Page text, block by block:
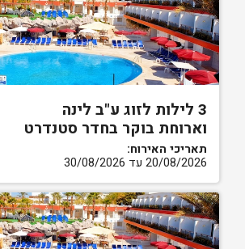
3 לילות לזוג ע"ב לינה
וארוחת בוקר בחדר סטנדרט
תאריכי האירוח:
20/08/2026 עד 30/08/2026